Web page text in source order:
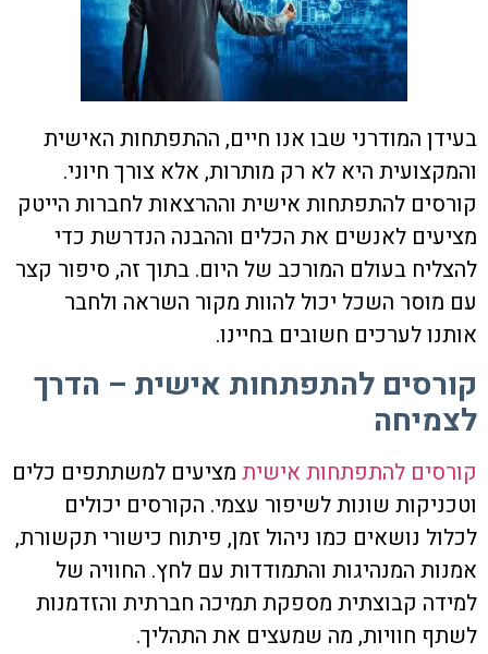
בעידן המודרני שבו אנו חיים, ההתפתחות האישית
והמקצועית היא לא רק מותרות, אלא צורך חיוני.
קורסים להתפתחות אישית וההרצאות לחברות הייטק
מציעים לאנשים את הכלים וההבנה הנדרשת כדי
להצליח בעולם המורכב של היום. בתוך זה, סיפור קצר
עם מוסר השכל יכול להוות מקור השראה ולחבר
אותנו לערכים חשובים בחיינו.
קורסים להתפתחות אישית – הדרך
לצמיחה
קורסים להתפתחות אישית מציעים למשתתפים כלים
וטכניקות שונות לשיפור עצמי. הקורסים יכולים
לכלול נושאים כמו ניהול זמן, פיתוח כישורי תקשורת,
אמנות המנהיגות והתמודדות עם לחץ. החוויה של
למידה קבוצתית מספקת תמיכה חברתית והזדמנות
לשתף חוויות, מה שמעצים את התהליך.